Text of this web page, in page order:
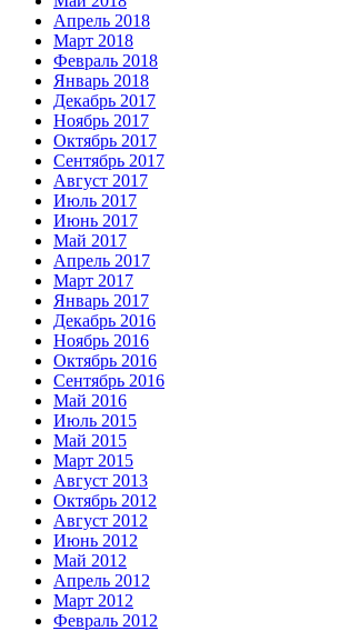
Апрель 2018
Март 2018
Февраль 2018
Январь 2018
Декабрь 2017
Ноябрь 2017
Октябрь 2017
Сентябрь 2017
Август 2017
Июль 2017
Июнь 2017
Май 2017
Апрель 2017
Март 2017
Январь 2017
Декабрь 2016
Ноябрь 2016
Октябрь 2016
Сентябрь 2016
Май 2016
Июль 2015
Май 2015
Март 2015
Август 2013
Октябрь 2012
Август 2012
Июнь 2012
Май 2012
Апрель 2012
Март 2012
Февраль 2012